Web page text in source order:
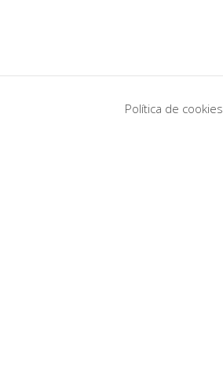
Política de cookies